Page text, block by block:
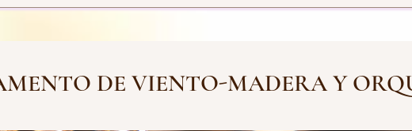
DE VIENTO-MADERA Y